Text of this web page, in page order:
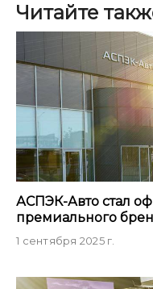
Читайте
АСПЭК-Авто стал
премиального
1 сентября 2025 г.